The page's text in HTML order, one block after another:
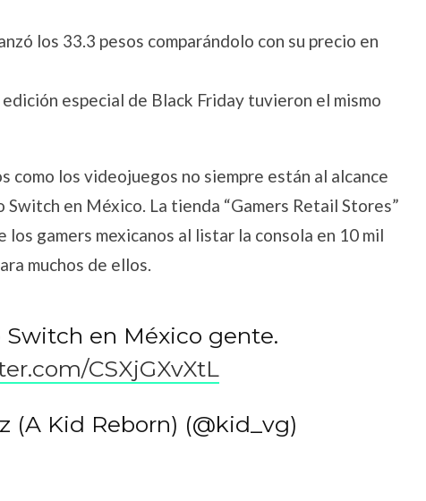
los 33.3 pesos comparándolo con su precio en
especial de Black Friday tuvieron el mismo
como los videojuegos no siempre están al alcance
en México. La tienda “Gamers Retail Stores”
gamers mexicanos al listar la consola en 10 mil
muchos de ellos.
en México gente.
CSXjGXvXtL
(A Kid Reborn) (@kid_vg)